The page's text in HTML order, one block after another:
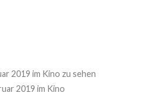
2019 im Kino